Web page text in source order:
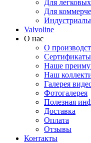
Для
Для
Valvoline
О нас
О
Сертификаты
Наше
Наш
Галерея
Фотогалерея
Полезная
Доставка
Оплата
Отзывы
Контакты